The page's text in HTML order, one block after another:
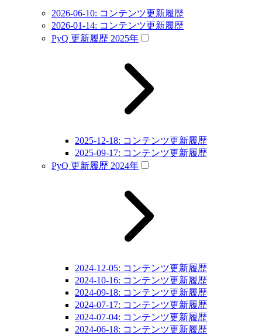
2026-06-10: コンテンツ更新履歴
2026-01-14: コンテンツ更新履歴
PyQ 更新履歴 2025年
2025-12-18: コンテンツ更新履歴
2025-09-17: コンテンツ更新履歴
PyQ 更新履歴 2024年
2024-12-05: コンテンツ更新履歴
2024-10-16: コンテンツ更新履歴
2024-09-18: コンテンツ更新履歴
2024-07-17: コンテンツ更新履歴
2024-07-04: コンテンツ更新履歴
2024-06-18: コンテンツ更新履歴